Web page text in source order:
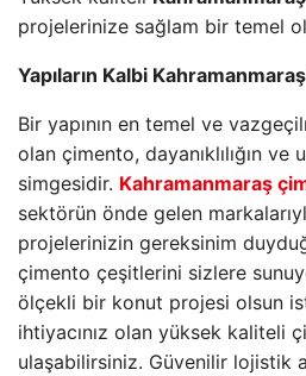
projelerinize sağlam bir temel
Yapıların Kalbi
Bir yapının en temel ve
olan çimento, dayanıklılığın ve
simgesidir. Kahramanmaraş
sektörün önde gelen
projelerinizin gereksinim
çimento çeşitlerini sizlere
ölçekli bir konut projesi olsun
ihtiyacınız olan yüksek kaliteli
ulaşabilirsiniz. Güvenilir lojistik